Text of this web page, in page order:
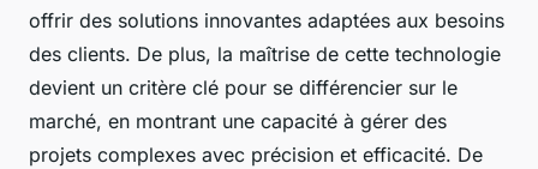
offrir des solutions innovantes adaptées aux besoins
des clients. De plus, la maîtrise de cette technologie
devient un critère clé pour se différencier sur le
marché, en montrant une capacité à gérer des
projets complexes avec précision et efficacité. De